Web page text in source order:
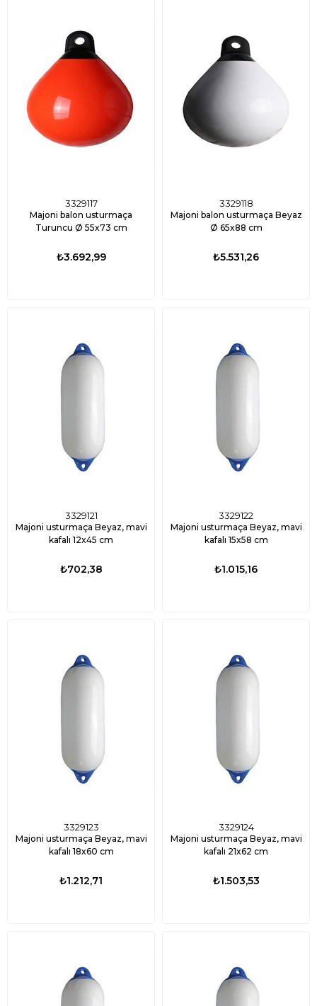
3329117
Majoni balon usturmaça
Turuncu Ø 55x73 cm
₺3.692,99
3329118
Majoni balon usturmaça Beyaz
Ø 65x88 cm
₺5.531,26
3329121
Majoni usturmaça Beyaz, mavi
kafalı 12x45 cm
₺702,38
3329122
Majoni usturmaça Beyaz, mavi
kafalı 15x58 cm
₺1.015,16
3329123
Majoni usturmaça Beyaz, mavi
kafalı 18x60 cm
₺1.212,71
3329124
Majoni usturmaça Beyaz, mavi
kafalı 21x62 cm
₺1.503,53